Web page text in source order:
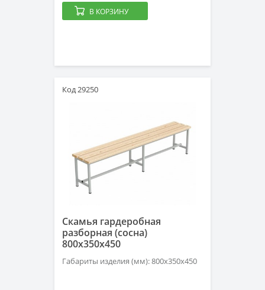
В КОРЗИНУ
Код 29250
Скамья гардеробная
разборная (сосна)
800х350х450
Габариты изделия (мм): 800х350х450